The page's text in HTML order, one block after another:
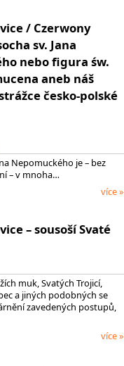
/ Czerwony
sv. Jana
nebo figura św.
aneb náš
česko-polské
Nepomuckého je – bez
– v mnoha…
více »
– sousoší Svaté
muk, Svatých Trojicí,
a jiných podobných se
zavedených postupů,
více »